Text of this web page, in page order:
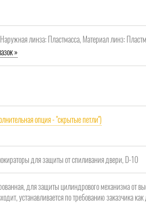
линза: Пластмасса, Материал линз:
»
опция - "скрытые петли")
для защиты от спиливания двери, D-10
для защиты цилиндрового механизма от
устанавливается по требованию заказчика